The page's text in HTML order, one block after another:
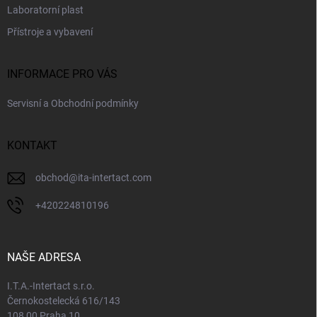
Laboratorní plast
Přístroje a vybavení
INFORMACE PRO VÁS
Servisní a Obchodní podmínky
KONTAKT
obchod@ita-intertact.com
+420224810196
NAŠE ADRESA
I.T.A.-Intertact s.r.o.
Černokostelecká 616/143